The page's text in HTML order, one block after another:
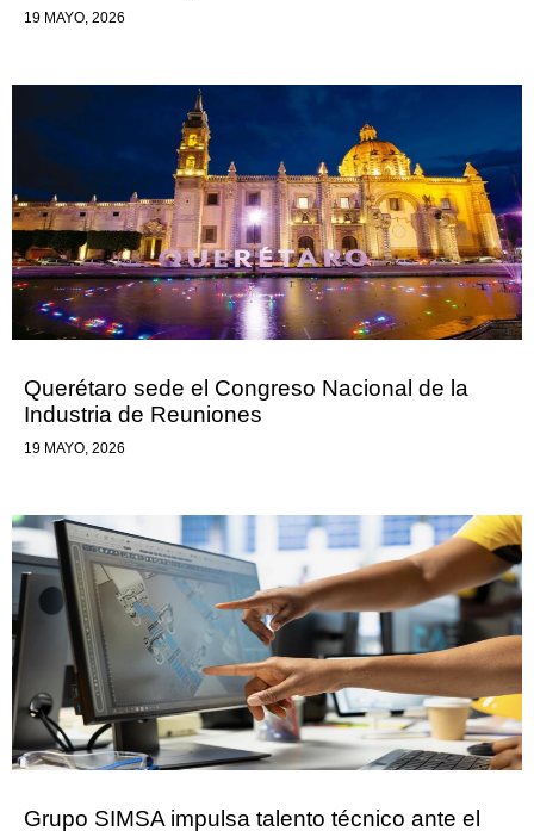
19 MAYO, 2026
Querétaro sede el Congreso Nacional de la
Industria de Reuniones
19 MAYO, 2026
Grupo SIMSA impulsa talento técnico ante el